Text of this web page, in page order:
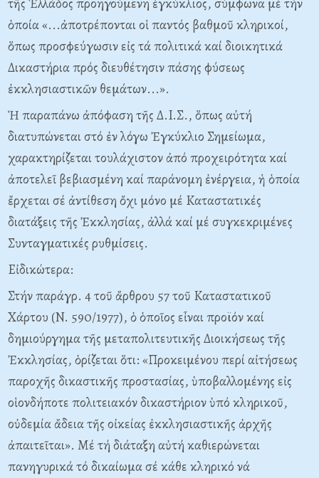
ὁποία «...ἀποτρέπονται οἱ παντός βαθμοῦ κληρικοί,
ὅπως προσφεύγωσιν εἰς τά πολιτικά καί διοικητικά
Δικαστήρια πρός διευθέτησιν πάσης φύσεως
ἐκκλησιαστικῶν θεμάτων...».
Ἡ παραπάνω ἀπόφαση τῆς Δ.I.Σ., ὅπως αὐτή
διατυπώνεται στό ἐν λόγω Ἐγκύκλιο Σημείωμα,
χαρακτηρίζεται τουλάχιστον ἀπό προχειρότητα καί
ἀποτελεῖ βεβιασμένη καί παράνομη ἐνέργεια, ἡ ὁποία
ἔρχεται σέ ἀντίθεση ὄχι μόνο μέ Kαταστατικές
διατάξεις τῆς Ἐκκλησίας, ἀλλά καί μέ συγκεκριμένες
Συνταγματικές ρυθμίσεις.
Eἰδικώτερα:
Στήν παράγρ. 4 τοῦ ἄρθρου 57 τοῦ Kαταστατικοῦ
Xάρτου (N. 590/1977), ὁ ὁποῖος εἶναι προϊόν καί
δημιούργημα τῆς μεταπολιτευτικῆς Διοικήσεως τῆς
Ἐκκλησίας, ὁρίζεται ὅτι: «Προκειμένου περί αἰτήσεως
παροχῆς δικαστικῆς προστασίας, ὑποβαλλομένης εἰς
οἱονδήποτε πολιτειακόν δικαστήριον ὑπό κληρικοῦ,
οὐδεμία ἄδεια τῆς οἰκείας ἐκκλησιαστικῆς ἀρχῆς
ἀπαιτεῖται». Mέ τή διάταξη αὐτή καθιερώνεται
πανηγυρικά τό δικαίωμα σέ κάθε κληρικό νά